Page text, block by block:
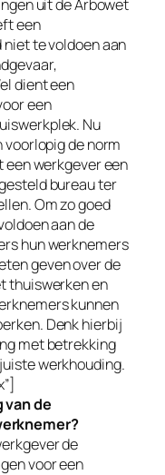
uit de Arbowet
een
te voldoen aan
dient een
een
Nu
de norm
werkgever een
bureau ter
Om zo goed
aan de
hun werknemers
geven over de
thuiswerken en
kunnen
Denk hierbij
met betrekking
werkhouding.
de
de
voor een